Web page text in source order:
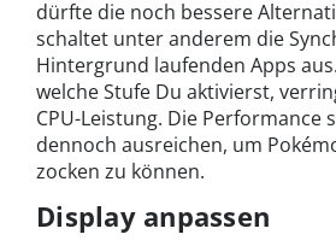
dürfte die noch bessere
schaltet unter anderem die
Hintergrund laufenden Apps
welche Stufe Du aktivierst,
CPU-Leistung. Die Performance
dennoch ausreichen, um
zocken zu können.
Display anpassen